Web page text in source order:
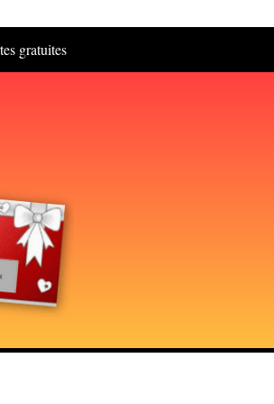
gratuites